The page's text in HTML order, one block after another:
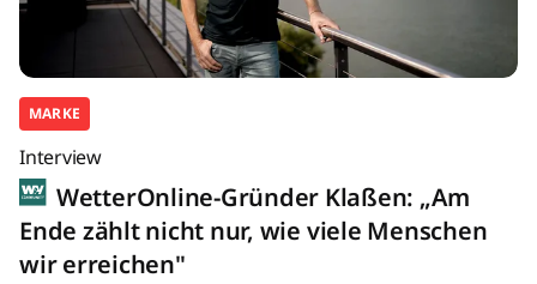
MARKE
Interview
WetterOnline-Gründer Klaßen: „Am
Ende zählt nicht nur, wie viele Menschen
wir erreichen"